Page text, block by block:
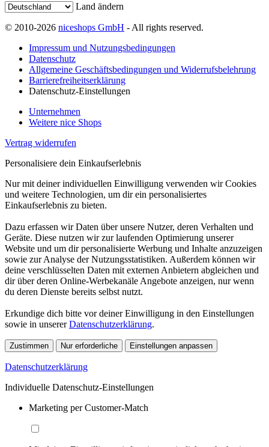
Land ändern
© 2010-2026 niceshops GmbH - All rights reserved.
Impressum und Nutzungsbedingungen
Datenschutz
Allgemeine Geschäftsbedingungen und Widerrufsbelehrung
Barrierefreiheitserklärung
Datenschutz-Einstellungen
Unternehmen
Weitere nice Shops
Vertrag widerrufen
Personalisiere dein Einkaufserlebnis
Nur mit deiner individuellen Einwilligung verwenden wir Cookies
und weitere Technologien, um dir ein personalisiertes
Einkaufserlebnis zu bieten.
Dazu erfassen wir Daten über unsere Nutzer, deren Verhalten und
Geräte. Diese nutzen wir zur laufenden Optimierung unserer
Website und um dir personalisierte Werbung und Inhalte anzuzeigen
sowie zur Analyse der Nutzungsstatistiken. Außerdem können wir
deine verschlüsselten Daten mit externen Anbietern abgleichen und
dir über deren Online-Werbekanäle Angebote anzeigen, nur wenn
du deren Dienste bereits selbst nutzt.
Erkundige dich bitte vor deiner Einwilligung in den Einstellungen
sowie in unsererDatenschutzerklärung.
Zustimmen Nur erforderliche Einstellungen anpassen
Datenschutzerklärung
Individuelle Datenschutz-Einstellungen
Marketing per Customer-Match